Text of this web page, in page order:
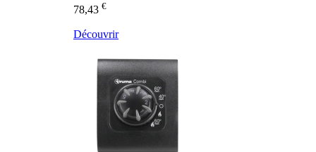
78,43 €
Découvrir